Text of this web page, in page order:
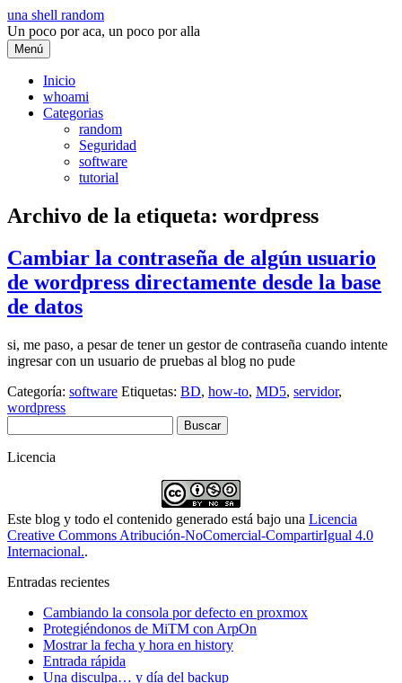
Saltar
al
contenido
una shell random
Un poco por aca, un poco por alla
Menú
Inicio
whoami
Categorias
random
Seguridad
software
tutorial
Archivo de la etiqueta: wordpress
Cambiar la contraseña de algún usuario
de wordpress directamente desde la base
de datos
si, me paso, a pesar de tener un gestor de contraseña cuando intente
ingresar con un usuario de pruebas al blog no pude
Categoría: software Etiquetas: BD, how-to, MD5, servidor,
wordpress
Licencia
Este blog y todo el contenido generado está bajo una Licencia
Creative Commons Atribución-NoComercial-CompartirIgual 4.0
Internacional..
Entradas recientes
Cambiando la consola por defecto en proxmox
Protegiéndonos de MiTM con ArpOn
Mostrar la fecha y hora en history
Entrada rápida
Una disculpa… y día del backup